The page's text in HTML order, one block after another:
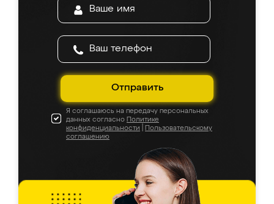
Отправить
Я соглашаюсь на передачу персональных
данных согласно Политике
конфиденциальности
Пользовательскому
соглашению